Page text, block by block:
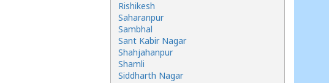
Rishikesh
Saharanpur
Sambhal
Sant Kabir Nagar
Shahjahanpur
Shamli
Siddharth Nagar